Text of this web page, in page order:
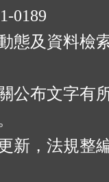
0189
態及資料檢
公布文字有
新，法規整